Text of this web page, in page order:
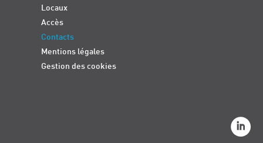
Locaux
Accès
Contacts
Mentions légales
Gestion des cookies